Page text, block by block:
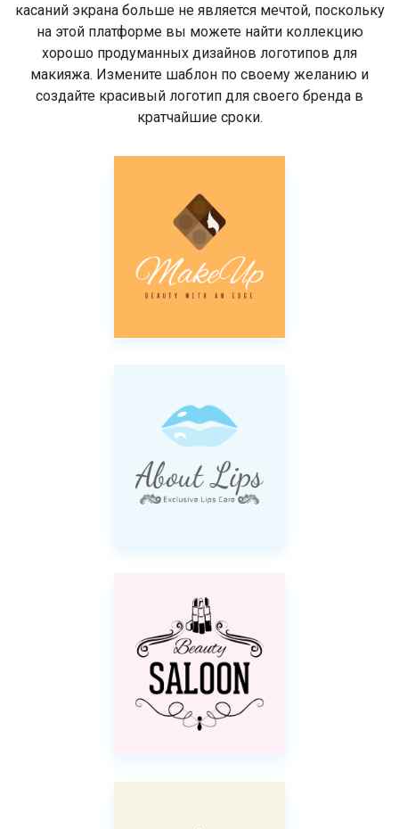
касаний экрана больше не является мечтой, поскольку
на этой платформе вы можете найти коллекцию
хорошо продуманных дизайнов логотипов для
макияжа. Измените шаблон по своему желанию и
создайте красивый логотип для своего бренда в
кратчайшие сроки.